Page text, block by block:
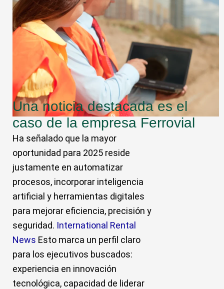
Una noticia destacada es el
caso de la empresa Ferrovial
Ha señalado que la mayor
oportunidad para 2025 reside
justamente en automatizar
procesos, incorporar inteligencia
artificial y herramientas digitales
para mejorar eficiencia, precisión y
seguridad. International Rental
News Esto marca un perfil claro
para los ejecutivos buscados:
experiencia en innovación
tecnológica, capacidad de liderar